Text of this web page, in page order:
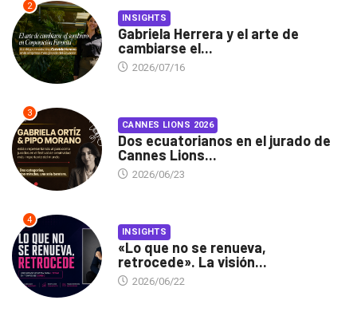
2
INSIGHTS
Gabriela Herrera y el arte de
cambiarse el...
2026/07/16
3
CANNES LIONS 2026
Dos ecuatorianos en el jurado de
Cannes Lions...
2026/06/23
4
INSIGHTS
«Lo que no se renueva,
retrocede». La visión...
2026/06/22